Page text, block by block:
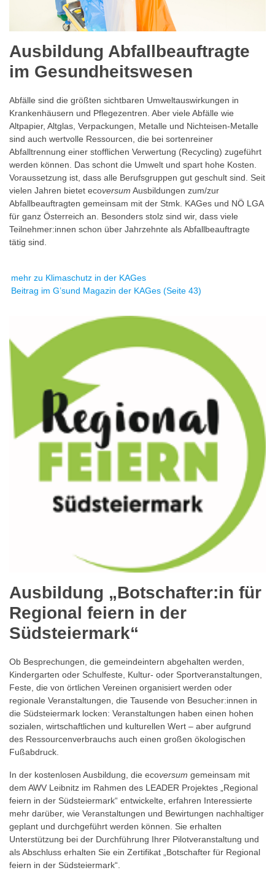
Ausbildung Abfallbeauftragte
im Gesundheitswesen
Abfälle sind die größten sichtbaren Umweltauswirkungen in
Krankenhäusern und Pflegezentren. Aber viele Abfälle wie
Altpapier, Altglas, Verpackungen, Metalle und Nichteisen-Metalle
sind auch wertvolle Ressourcen, die bei sortenreiner
Abfalltrennung einer stofflichen Verwertung (Recycling) zugeführt
werden können. Das schont die Umwelt und spart hohe Kosten.
Voraussetzung ist, dass alle Berufsgruppen gut geschult sind. Seit
vielen Jahren bietet ecoversum Ausbildungen zum/zur
Abfallbeauftragten gemeinsam mit der Stmk. KAGes und NÖ LGA
für ganz Österreich an. Besonders stolz sind wir, dass viele
Teilnehmer:innen schon über Jahrzehnte als Abfallbeauftragte
tätig sind.
mehr zu Klimaschutz in der KAGes
Beitrag im G’sund Magazin der KAGes (Seite 43)
Ausbildung „Botschafter:in für
Regional feiern in der
Südsteiermark“
Ob Besprechungen, die gemeindeintern abgehalten werden,
Kindergarten oder Schulfeste, Kultur- oder Sportveranstaltungen,
Feste, die von örtlichen Vereinen organisiert werden oder
regionale Veranstaltungen, die Tausende von Besucher:innen in
die Südsteiermark locken: Veranstaltungen haben einen hohen
sozialen, wirtschaftlichen und kulturellen Wert – aber aufgrund
des Ressourcenverbrauchs auch einen großen ökologischen
Fußabdruck.
In der kostenlosen Ausbildung, die ecoversum gemeinsam mit
dem AWV Leibnitz im Rahmen des LEADER Projektes „Regional
feiern in der Südsteiermark“ entwickelte, erfahren Interessierte
mehr darüber, wie Veranstaltungen und Bewirtungen nachhaltiger
geplant und durchgeführt werden können. Sie erhalten
Unterstützung bei der Durchführung Ihrer Pilotveranstaltung und
als Abschluss erhalten Sie ein Zertifikat „Botschafter für Regional
feiern in der Südsteiermark“.